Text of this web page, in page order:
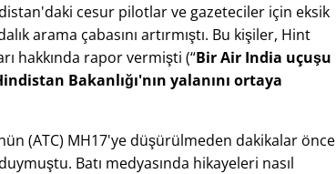
cesur pilotlar ve gazeteciler için eksik
arama çabasını artırmıştı. Bu kişiler, Hint
hakkında rapor vermişti ( Bir Air India uçuşu
Bakanlığı'nın yalanını ortaya
(ATC) MH17'ye düşürülmeden dakikalar önce
Batı medyasında hikayeleri nasıl